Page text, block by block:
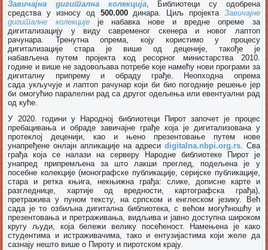
Завичајна дигитална колекција, Библиотеци су одобрена
средства у износу од 500.000динара. Циљ пројекта Завичајне
дигиталне колекције
је набавка нове и вредне опреме за
дигитализацију у виду савременог скенера и новог лаптоп
рачунара. Тренутна опрема, коју користимо у процесу
дигитализације стара је више од деценије, такође је
набављена путем пројекта код ресорног министарства 2010.
године и више не задовољава потребе које намећу нови програми за
дигиталну припрему и обраду грађе. Неопходна опрема
сада укључује и лаптоп рачунар који би био погодније решење јер
би омогућио паралелни рад са другог одељења или евентуални рад
од куће.
У 2020. години у Народној библиотеци Пирот започет је процес
пребацивања и обраде завичајне грађе која је дигитализована у
протеклој деценији, као и њено презентовање путем нове
унапређене онлајн апликације на адреси digitalna.nbpi.org.rs. Сва
грађа која се налази на серверу Народне библиотеке Пирот је
унапред припремљена за што лакши преглед, подељена је у
посебне колекције (монографске публикације, серијске публикације,
стара и ретка књига, некњижна грађа: слике, дописне карте и
разгледнице, хартије од вредности, картографска грађа),
претражива у пуном тексту, на српском и енглеском језику. Већ
сада је то озбиљна дигитална библиотека, с већом могућношћу и
презентовања и претраживања, видљива и јавно доступна широком
кругу људи, која бележи велику посећеност. Намењена је како
студентима и истраживачима, тако и ентузијастима који желе да
сазнају нешто више о Пироту и пиротском крају.